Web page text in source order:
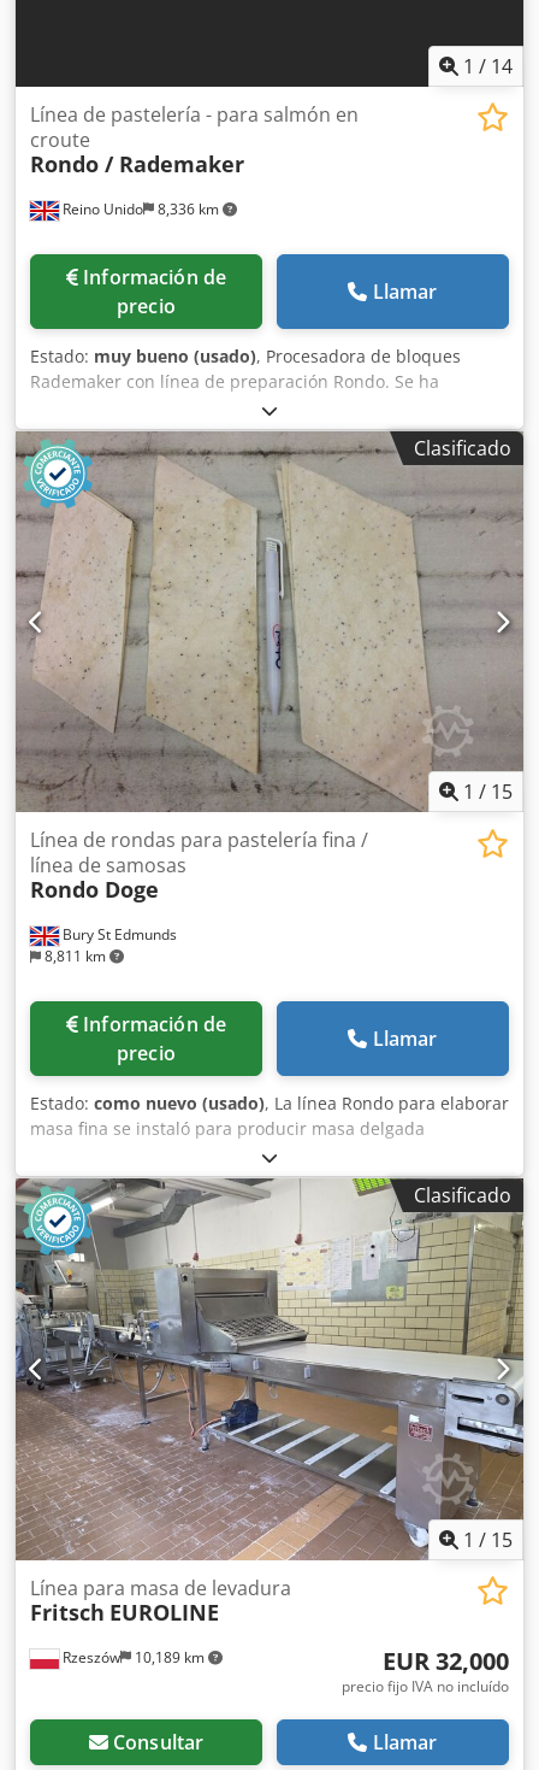
1 / 14
Reino Unido 8,336 km
Línea de pastelería - para salmón en
croute
Rondo / Rademaker
Información de
precio
Llamar
Estado: muy bueno (usado), Procesadora de bloques
Rademaker con línea de preparación Rondo. Se ha
utilizado para producir «Salmón en hojaldre» para las
principales cadenas de supermercados del Reino Unido.
Toda la línea se encuentra en excelentes condiciones y,
obviamente, se puede adaptar fácilmente para procesar
otros productos, como empanadas, rollitos de salchicha,
etc. Se ha utilizado principalmente de forma estacional,
por lo que solo tiene 11 800 horas de funcionamiento.
Cedpfjiabu Uex Amuoha
Clasificado
1 / 15
Bury St Edmunds
8,811 km
Línea de rondas para pastelería fina /
línea de samosas
Rondo Doge
Información de
precio
Llamar
Estado: como nuevo (usado), La línea Rondo para elaborar
masa fina se instaló para producir masa delgada
destinada a la fabricación de samosas, pero puede
utilizarse para la producción de cualquier tipo de masa
fina. Comienza con una cinta transportadora elevada, una
extrusora de masa con 6 rodillos de 650 mm de ancho,
varias cintas transportadoras de 700 mm de ancho con
cortadoras y sistemas de eliminación de polvo. Se
configuró para cortar la masa en tiras de 75 x 173 mm (8
tiras por hoja), 90 x 213 mm (7 tiras por hoja) y 110 x 254
mm (5 tiras por hoja). Primero debemos verificar si todas
las dimensiones están presentes, aunque no está
confirmado, solo lo hemos leído en el formulario de
pedido. La línea tiene aproximadamente 22 metros de
largo. Todas las cintas están deterioradas; esta máquina
ha estado almacenada en condiciones seguras durante
muchos años, ya que no se podía vender a la competencia
en el Reino Unido. Cjdpfsh Rwlfsx Amueha
Clasificado
1 / 15
Rzeszów 10,189 km
Línea para masa de levadura
Fritsch EUROLINE
EUR 32,000
precio fijo IVA no incluído
Consultar Llamar